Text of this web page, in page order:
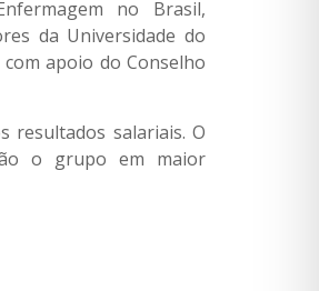
no Brasil,
da Universidade do
com apoio do Conselho
resultados salariais. O
o grupo em maior